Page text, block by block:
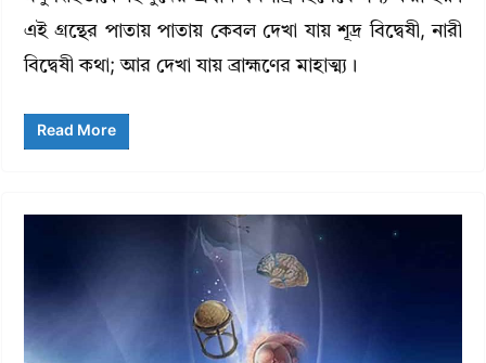
এই গ্রন্থের পাতায় পাতায় কেবল দেখা যায় শূদ্র বিদ্বেষী, নারী
বিদ্বেষী কথা; আর দেখা যায় ব্রাহ্মণের মাহাত্ম্য।
Read More